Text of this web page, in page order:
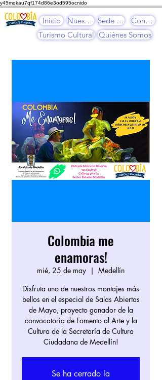
y45mqkau7qf174d86e3od595ocnido
Quiénes Somos
Nuestros Cursos Sede Cultural Contacto
Inicio
Turismo Cultural
Colombia me
enamoras!
mié, 25 de may
  |
Medellín
Disfruta uno de nuestros montajes más
bellos en el especial de Salas Abiertas
de Mayo, proyecto ganador de la
convocatoria de Fomento al Arte y la
Cultura de la Secretaría de Cultura
Ciudadana de Medellín!
Se ha cerrado la